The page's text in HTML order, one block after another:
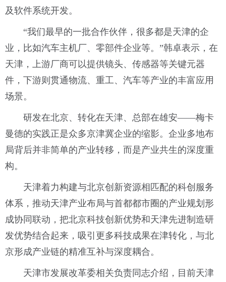
及软件系统开发。
“我们最早的一批合作伙伴，很多都是天津的企
业，比如汽车主机厂、零部件企业等。”韩卓表示，在
天津，上游厂商可以提供镜头、传感器等关键元器
件，下游则贯通物流、重工、汽车等产业的丰富应用
场景。
研发在北京、转化在天津、总部在雄安——梅卡
曼德的实践正是众多京津冀企业的缩影。企业多地布
局背后并非简单的产业转移，而是产业共生的深度重
构。
天津着力构建与北京创新资源相匹配的科创服务
体系，推动天津产业布局与首都都市圈的产业规划形
成协同联动，把北京科技创新优势和天津先进制造研
发优势结合起来，吸引更多科技成果在津转化，与北
京形成产业链的精准互补与深度耦合。
天津市发展改革委相关负责同志介绍，目前天津